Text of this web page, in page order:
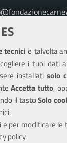
tecnicie talvolta
i tuoi dati
installati solo
Accetta tutto,
il tastoSolo
per modificare le
policy.